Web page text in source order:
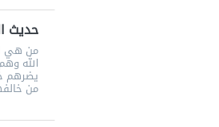
حديث
من هي
الله
يضرهم
من